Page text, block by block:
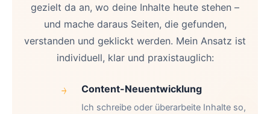
gezielt da an, wo deine Inhalte heute stehen –
und mache daraus Seiten, die gefunden,
verstanden und geklickt werden. Mein Ansatz ist
individuell, klar und praxistauglich:
Content-Neuentwicklung
Ich schreibe oder überarbeite Inhalte so,